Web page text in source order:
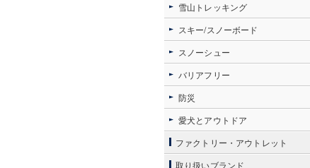
雪山トレッキング
スキー/スノーボード
スノーシュー
バリアフリー
防災
愛犬とアウトドア
ファクトリー・アウトレット
取り扱いブランド